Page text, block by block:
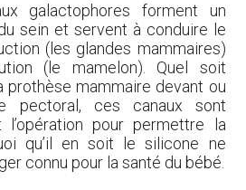
galactophores forment un
sein et servent à conduire le
(les glandes mammaires)
(le mamelon). Quel soit
prothèse mammaire devant ou
pectoral, ces canaux sont
l’opération pour permettre la
qu’il en soit le silicone ne
connu pour la santé du bébé.